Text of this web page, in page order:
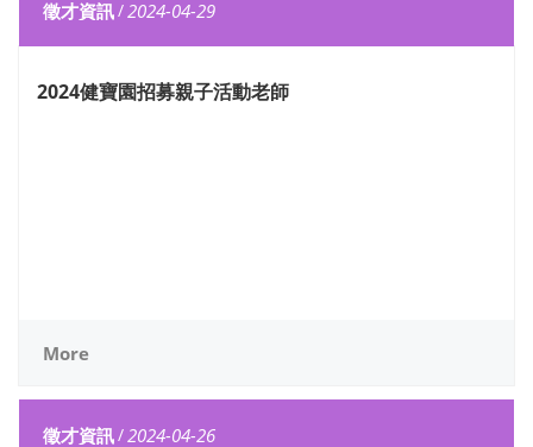
徵才資訊/2024-04-29
2024健寶園招募親子活動老師
More
徵才資訊/2024-04-26